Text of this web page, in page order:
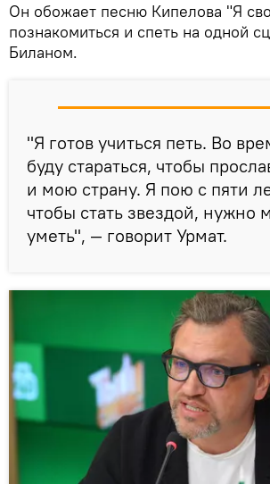
Он обожает песню Кипелова "Я
познакомиться и спеть на одной
Биланом.
"Я готов учиться петь. Во
буду стараться, чтобы
и мою страну. Я пою с пяти
чтобы стать звездой, нужно
уметь", — говорит Урмат.